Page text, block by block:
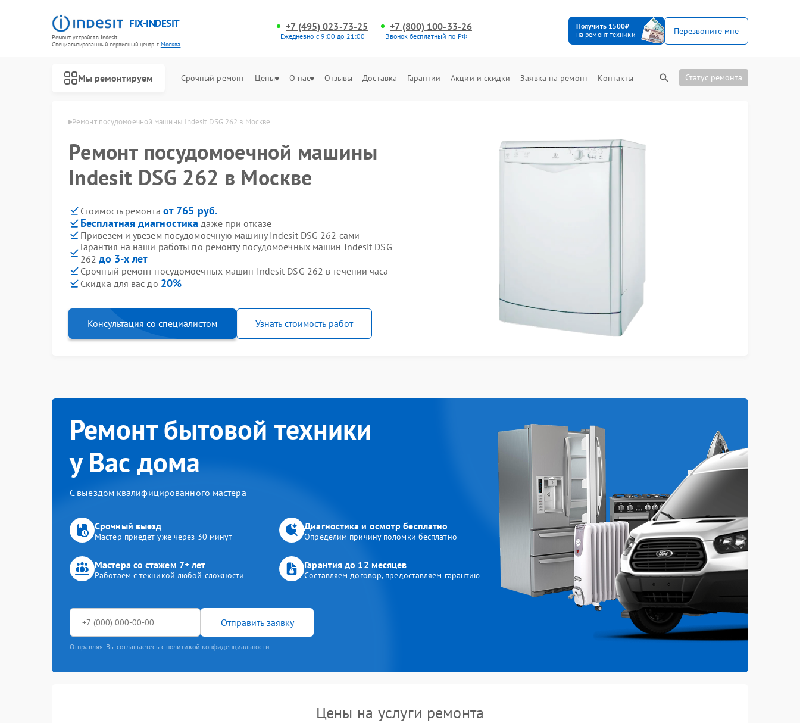
FIX-INDESIT
Ремонт устройств Indesit
Специализированный cервисный центр г.Москва
+7 (495) 023-73-25
Ежедневно с 9:00 до 21:00
+7 (800) 100-33-26
Звонок бесплатный по РФ
Получить 1500₽
на ремонт техники
Перезвоните мне
Мы ремонтируем Срочный ремонт Цены О нас Отзывы Доставка Гарантии Акции и скидки Заявка на ремонт Контакты Статус ремонта
Indesit в Москве Ремонт посудомоечной машины Indesit DSG 262 в Москве
Ремонт посудомоечной машины
Indesit DSG 262 в Москве
Стоимость ремонта от 765 руб.
Бесплатная диагностика даже при отказе
Привезем и увезем посудомоечную машину Indesit DSG 262 сами
Гарантия на наши работы по ремонту посудомоечных машин Indesit DSG
262до 3-х лет
Срочный ремонт посудомоечных машин Indesit DSG 262 в течении часа
Скидка для вас до 20%
Консультация со специалистом Узнать стоимость работ
Ремонт бытовой техники
у Вас дома
С выездом квалифицированного мастера
Срочный выезд
Мастер приедет уже через 30 минут
Диагностика и осмотр бесплатно
Определим причину поломки бесплатно
Мастера со стажем 7+ лет
Работаем с техникой любой сложности
Гарантия до 12 месяцев
Составляем договор, предоставляем гарантию
Отправить заявку
Отправляя, Вы соглашаетесь с политикой конфиденциальности
Цены на услуги ремонта